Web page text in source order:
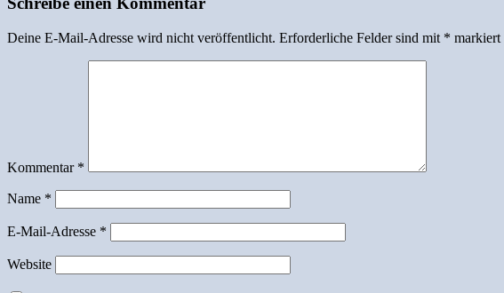
Deine E-Mail-Adresse wird nicht veröffentlicht. Erforderliche Felder sind mit * markiert
Kommentar *
Name *
E-Mail-Adresse *
Website